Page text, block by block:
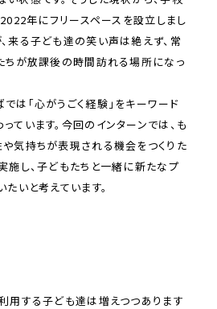
年にフリースペースを設立しまし
来る子ども達の笑い声は絶えず、常
が放課後の時間訪れる場所になっ
は「心がうごく経験」をキーワード
ています。今回のインターンでは、も
気持ちが表現される機会をつくりた
施し、子どもたちと一緒に新たなプ
たいと考えています。
用する子ども達は増えつつあります